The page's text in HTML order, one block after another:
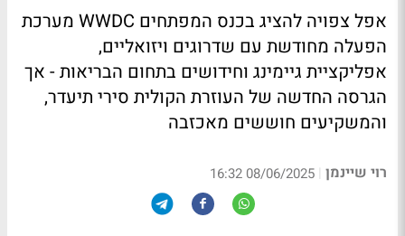
אפל צפויה להציג בכנס המפתחים WWDC מערכת
הפעלה מחודשת עם שדרוגים ויזואליים,
אפליקציית גיימינג וחידושים בתחום הבריאות - אך
הגרסה החדשה של העוזרת הקולית סירי תיעדר,
והמשקיעים חוששים מאכזבה
רוי שיינמן |
08/06/2025 16:32